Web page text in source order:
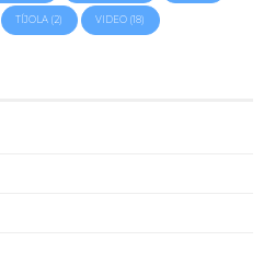
TÍJOLA (2) VIDEO (18)